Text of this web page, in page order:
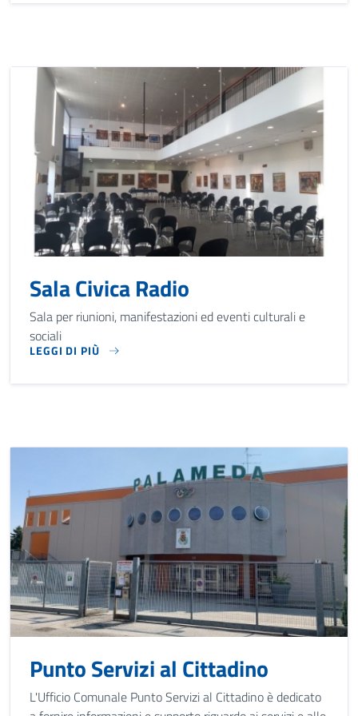
Sala Civica Radio
Sala per riunioni, manifestazioni ed eventi culturali e
sociali
LEGGI DI PIÙ
SALA PER RIUNIONI, MANIFESTAZIONI ED EVENTI
Punto Servizi al Cittadino
L'Ufficio Comunale Punto Servizi al Cittadino è dedicato